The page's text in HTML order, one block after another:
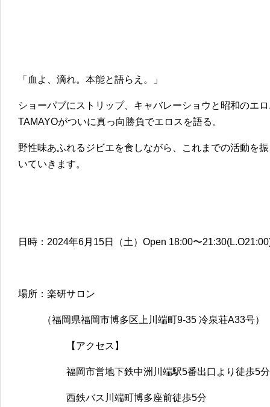
「血よ、滴れ。本能と語らえ。」
ショーパブにストリップ、キャバレーショウと昭和のエ
TAMAYOがついに真っ向勝負でエロスを語る。
野性味あふれるジビエを食しながら、これまでの活動を
いていきます。
日時：2024年6月15日（土）Open 18:00〜
場所：楽研サロン
（福岡県福岡市博多区上川端町9-35 冷泉荘A33号）
【アクセス】
福岡市営地下鉄中洲川端駅5番出口より徒歩5分
西鉄バス川端町博多座前徒歩5分